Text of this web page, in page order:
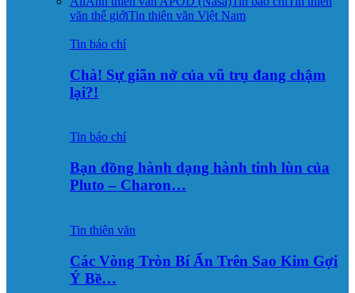
văn thế giớiTin thiên văn Việt Nam
Tin báo chí
Chà! Sự giãn nở của vũ trụ đang chậm
lại?!
Tin báo chí
Bạn đồng hành dạng hành tinh lùn của
Pluto – Charon…
Tin thiên văn
Các Vòng Tròn Bí Ẩn Trên Sao Kim Gợi
Ý Bề…